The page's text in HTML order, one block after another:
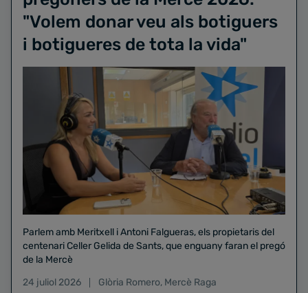
"Volem donar veu als botiguers
i botigueres de tota la vida"
Parlem amb Meritxell i Antoni Falgueras, els propietaris del
centenari Celler Gelida de Sants, que enguany faran el pregó
de la Mercè
24 juliol 2026
Glòria Romero, Mercè Raga